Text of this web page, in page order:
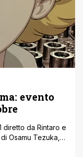
evento
diretto da Rintaro e
Osamu Tezuka,